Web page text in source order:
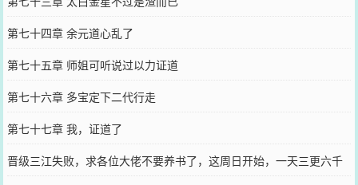
第七十四章 余元道心乱了
第七十五章 师姐可听说过以力证道
第七十六章 多宝定下二代行走
第七十七章 我，证道了
晋级三江失败，求各位大佬不要养书了，这周日开始，一天三更六千